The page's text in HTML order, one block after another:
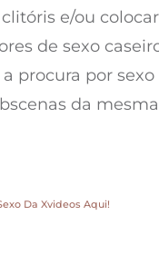
e/ou
de sexo
procura por
da
Da Xvideos Aqui!